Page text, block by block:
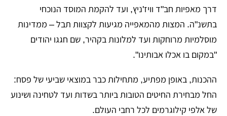
דרך מאפיות חב"ד וויז'ניץ, ועד להקמת המוסד הנוכחי
בתשנ"ה. המצות מהמאפייה מגיעות לקצוות תבל – ממדינות
מוסלמיות מרוחקות ועד למלונות בקהיר, שם חגגו יהודים
"במקום בו אכלו אבותינו".
​ההכנות, באופן מפתיע, מתחילות כבר במוצאי שביעי של פסח:
החל מבחירת החיטים הטובות ביותר בשדות ועד לטחינה ושינוע
של אלפי קילוגרמים לכל רחבי העולם.